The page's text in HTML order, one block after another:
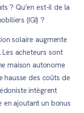
? Qu’en est-il de la
(IGI) ?
solaire augmente
acheteurs sont
maison autonome
hausse des coûts de
intègrent
en ajoutant un bonus